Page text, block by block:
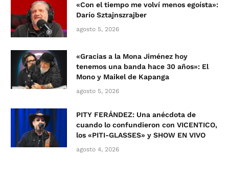
«Con el tiempo me volví menos egoísta»:
Darío Sztajnszrajber
agosto 5, 2026
«Gracias a la Mona Jiménez hoy
tenemos una banda hace 30 años»: El
Mono y Maikel de Kapanga
agosto 5, 2026
PITY FERÁNDEZ: Una anécdota de
cuando lo confundieron con VICENTICO,
los «PITI-GLASSES» y SHOW EN VIVO
agosto 4, 2026